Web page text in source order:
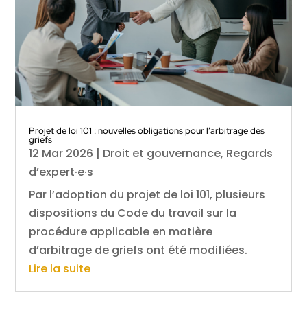
Projet de loi 101 : nouvelles obligations pour l’arbitrage des
griefs
12 Mar 2026 | Droit et gouvernance, Regards
d’expert·e·s
Par l’adoption du projet de loi 101, plusieurs
dispositions du Code du travail sur la
procédure applicable en matière
d’arbitrage de griefs ont été modifiées.
Lire la suite